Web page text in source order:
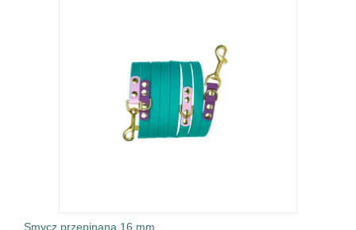
Smycz przepinana 16 mm